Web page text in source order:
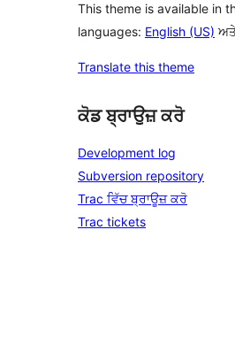
This theme is available in
languages: English (US)
Translate this theme
ਕੋਡ ਬ੍ਰਾਉਜ਼ ਕਰੋ
Development log
Subversion repository
Trac ਵਿੱਚ ਬ੍ਰਾਊਜ਼ ਕਰੋ
Trac tickets